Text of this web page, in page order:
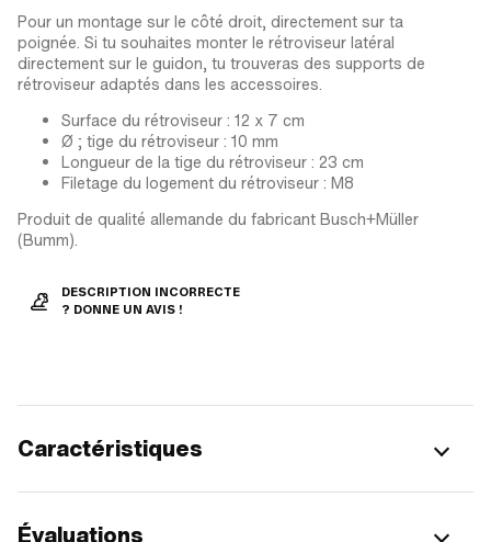
Pour un montage sur le côté droit, directement sur ta
poignée. Si tu souhaites monter le rétroviseur latéral
directement sur le guidon, tu trouveras des supports de
rétroviseur adaptés dans les accessoires.
Surface du rétroviseur : 12 x 7 cm
Ø ; tige du rétroviseur : 10 mm
Longueur de la tige du rétroviseur : 23 cm
Filetage du logement du rétroviseur : M8
Produit de qualité allemande du fabricant Busch+Müller
(Bumm).
DESCRIPTION INCORRECTE
? DONNE UN AVIS !
Caractéristiques
Évaluations